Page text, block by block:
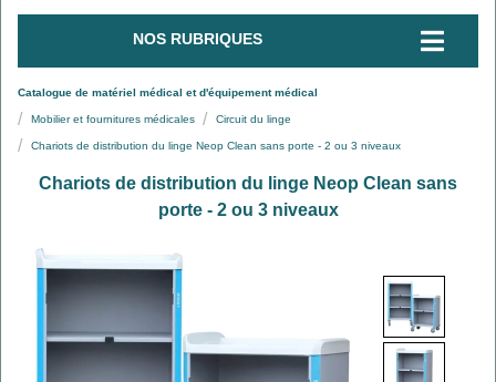
NOS RUBRIQUES
Catalogue de matériel médical et d'équipement médical
Mobilier et fournitures médicales Circuit du linge
Chariots de distribution du linge Neop Clean sans porte - 2 ou 3 niveaux
Chariots de distribution du linge Neop Clean sans
porte - 2 ou 3 niveaux